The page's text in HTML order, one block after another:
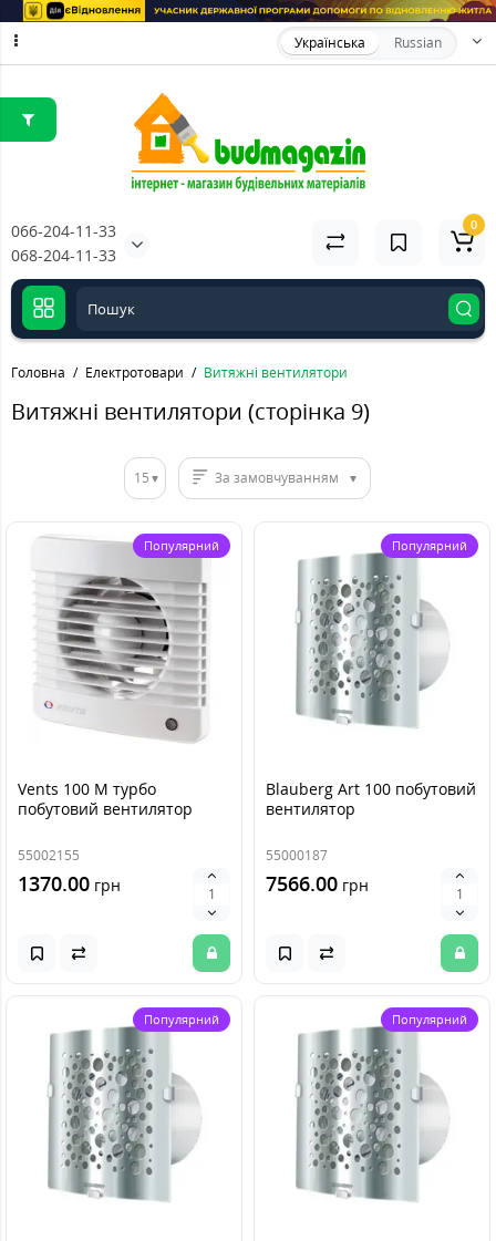
Українська Russian
066-204-11-33
068-204-11-33
0
Головна Електротовари Витяжні вентилятори
Витяжні вентилятори (сторінка 9)
15 За замовчуванням
Популярний
Vents 100 M турбо
побутовий вентилятор
55002155
1370.00 грн
Популярний
Blauberg Art 100 побутовий
вентилятор
55000187
7566.00 грн
Популярний Популярний